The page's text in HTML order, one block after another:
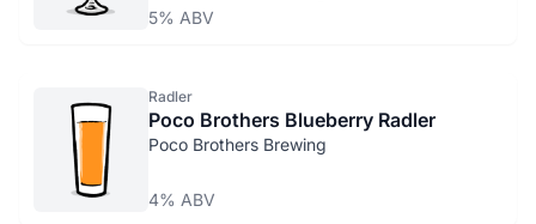
5% ABV
Radler
Poco Brothers Blueberry Radler
Poco Brothers Brewing
4% ABV